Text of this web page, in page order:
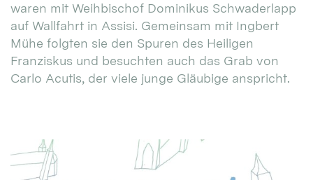
waren mit Weihbischof Dominikus Schwaderlapp
auf Wallfahrt in Assisi. Gemeinsam mit Ingbert
Mühe folgten sie den Spuren des Heiligen
Franziskus und besuchten auch das Grab von
Carlo Acutis, der viele junge Gläubige anspricht.